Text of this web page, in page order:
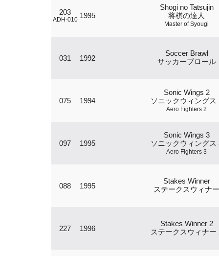
203
ADH-010 1995
Shogi no Tatsujin
将棋の達人
Master of Syougi
031 1992
Soccer Brawl
サッカーブロール
075 1994
Sonic Wings 2
ソニックウィングス
Aero Fighters 2
097 1995
Sonic Wings 3
ソニックウィングス
Aero Fighters 3
088 1995
Stakes Winner
ステークスウィナー
227 1996
Stakes Winner 2
ステークスウィナー